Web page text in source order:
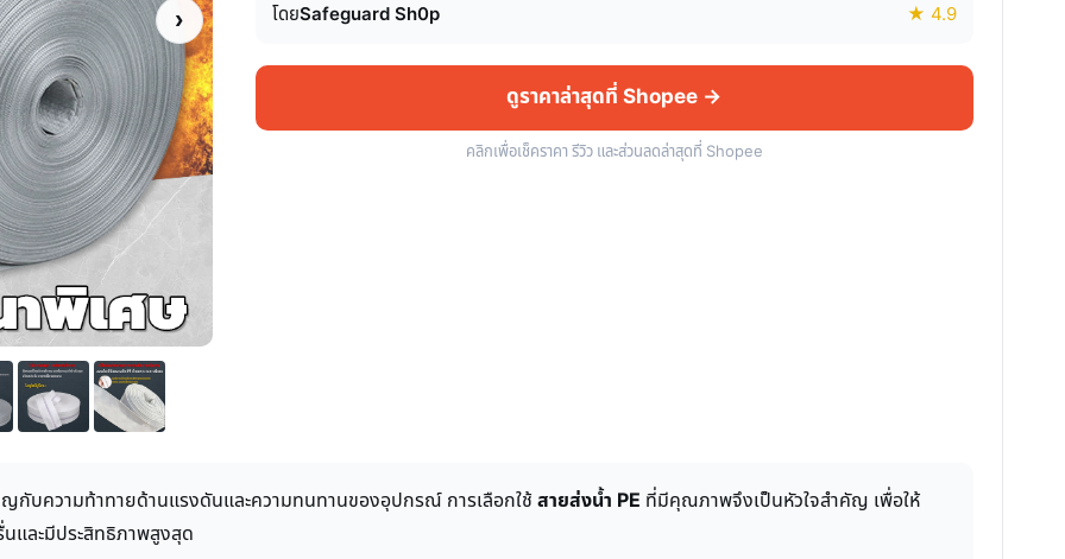
› โดยSafeguard Sh0p ★ 4.9
ดูราคาล่าสุดที่ Shopee →
คลิกเพื่อเช็คราคา รีวิว และส่วนลดล่าสุดที่ Shopee
กับความท้าทายด้านแรงดันและความทนทานของอุปกรณ์ การเลือกใช้ สายส่งน้ำ PE ที่มีคุณภาพจึงเป็นหัวใจสำคัญ เพื่อให้
นและมีประสิทธิภาพสูงสุด